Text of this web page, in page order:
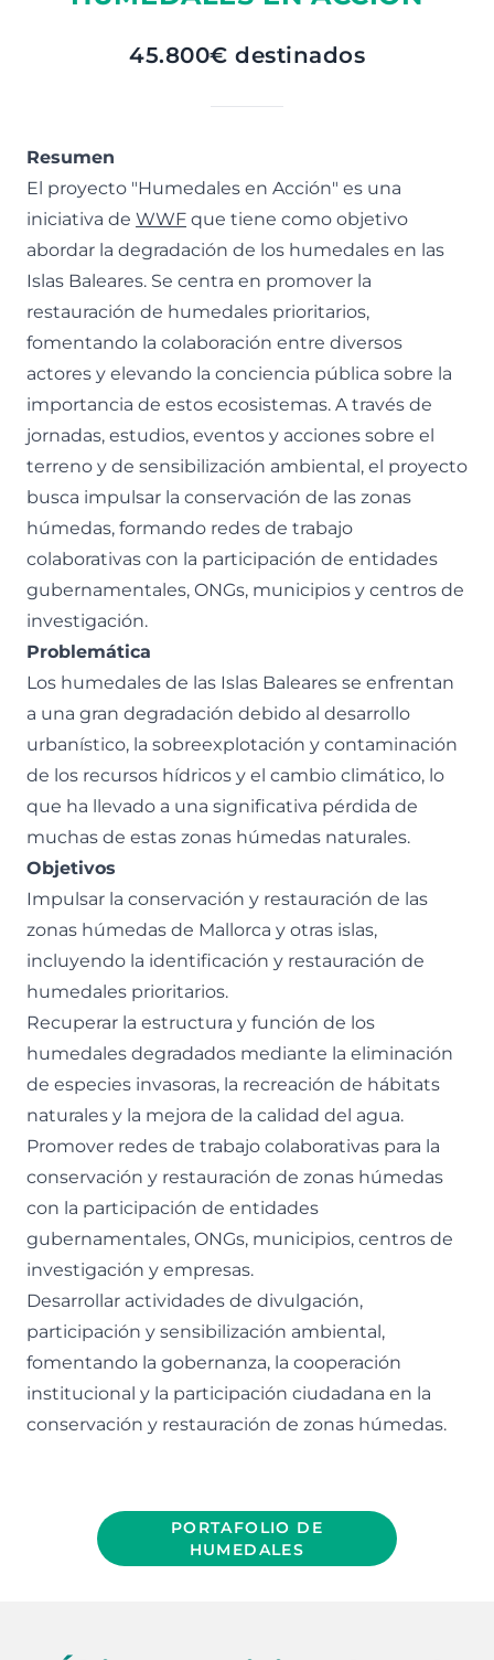
45.800€ destinados
Resumen
El proyecto "Humedales en Acción" es una
iniciativa de WWF que tiene como objetivo
abordar la degradación de los humedales en las
Islas Baleares. Se centra en promover la
restauración de humedales prioritarios,
fomentando la colaboración entre diversos
actores y elevando la conciencia pública sobre la
importancia de estos ecosistemas. A través de
jornadas, estudios, eventos y acciones sobre el
terreno y de sensibilización ambiental, el proyecto
busca impulsar la conservación de las zonas
húmedas, formando redes de trabajo
colaborativas con la participación de entidades
gubernamentales, ONGs, municipios y centros de
investigación.
Problemática
Los humedales de las Islas Baleares se enfrentan
a una gran degradación debido al desarrollo
urbanístico, la sobreexplotación y contaminación
de los recursos hídricos y el cambio climático, lo
que ha llevado a una significativa pérdida de
muchas de estas zonas húmedas naturales.
Objetivos
Impulsar la conservación y restauración de las
zonas húmedas de Mallorca y otras islas,
incluyendo la identificación y restauración de
humedales prioritarios.
Recuperar la estructura y función de los
humedales degradados mediante la eliminación
de especies invasoras, la recreación de hábitats
naturales y la mejora de la calidad del agua.
Promover redes de trabajo colaborativas para la
conservación y restauración de zonas húmedas
con la participación de entidades
gubernamentales, ONGs, municipios, centros de
investigación y empresas.
Desarrollar actividades de divulgación,
participación y sensibilización ambiental,
fomentando la gobernanza, la cooperación
institucional y la participación ciudadana en la
conservación y restauración de zonas húmedas.
PORTAFOLIO DE
HUMEDALES